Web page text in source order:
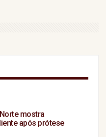
mostra
após prótese